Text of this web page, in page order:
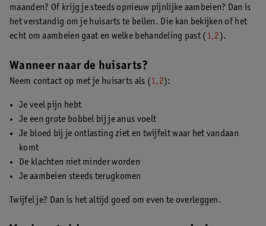
maanden? Of krijg je steeds opnieuw pijnlijke aambeien? Dan is
het verstandig om je huisarts te bellen. Die kan bekijken of het
echt om aambeien gaat en welke behandeling past (1,2).
Wanneer naar de huisarts?
Neem contact op met je huisarts als (1,2):
Je veel pijn hebt
Je een grote bobbel bij je anus voelt
Je bloed bij je ontlasting ziet en twijfelt waar het vandaan
komt
De klachten niet minder worden
Je aambeien steeds terugkomen
Twijfel je? Dan is het altijd goed om even te overleggen.